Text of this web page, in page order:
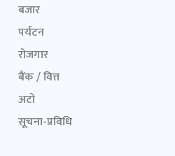
बजार
पर्यटन
रोजगार
बैंक / वित्त
अटो
सूचना-प्रविधि